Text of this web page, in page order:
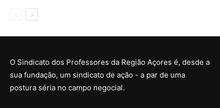
O Sindicato dos Professores da Região Açores é, desde a
sua fundação, um sindicato de ação - a par de uma
postura séria no campo negocial.